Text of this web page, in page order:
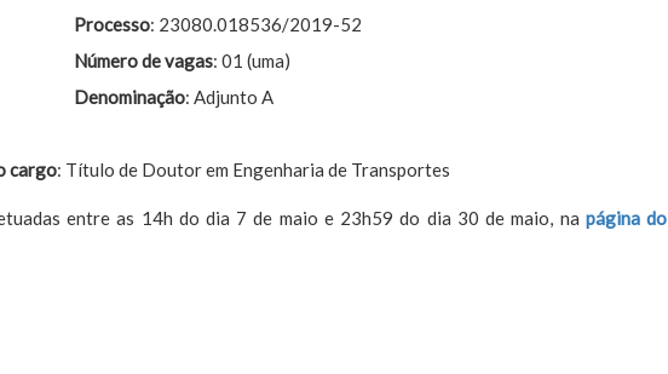
Processo: 23080.018536/2019-52
Número de vagas: 01 (uma)
Denominação: Adjunto A
cargo: Título de Doutor em Engenharia de Transportes
entre as 14h do dia 7 de maio e 23h59 do dia 30 de maio, na página do